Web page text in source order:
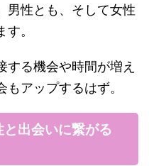
男性とも、そして女性
。
る機会や時間が増え
アップするはず。
出会いに繋がる